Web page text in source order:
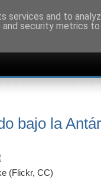
bajo la
(Flickr, CC)
and to
security metrics